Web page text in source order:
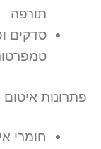
תורפה
סדקים
פתרונות
חומרי